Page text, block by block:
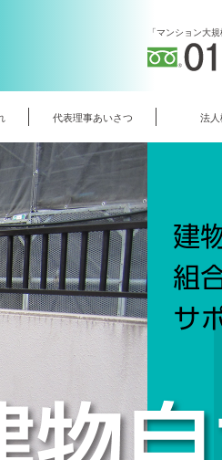
「マンション大
代表理事あいさつ 法